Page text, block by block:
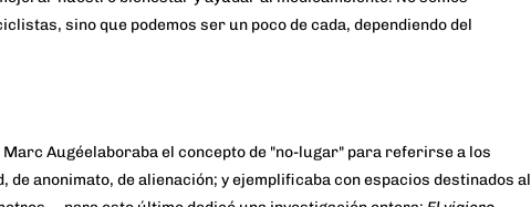
sino que podemos ser un poco de cada, dependiendo del
Marc Augéelaboraba el concepto de "no-lugar" para referirse a los
anonimato, de alienación; y ejemplificaba con espacios destinados al